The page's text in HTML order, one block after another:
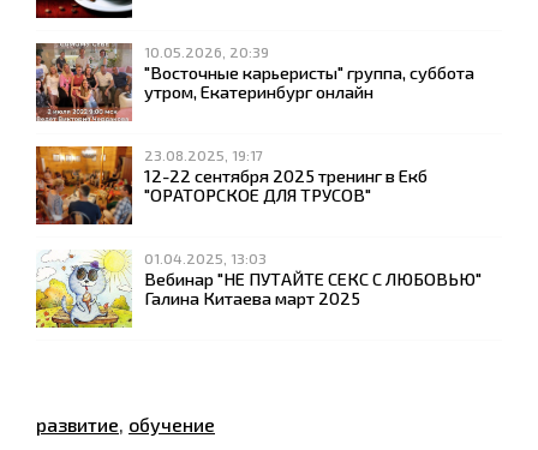
10.05.2026, 20:39
"Восточные карьеристы" группа, суббота
утром, Екатеринбург онлайн
23.08.2025, 19:17
12-22 сентября 2025 тренинг в Екб
"ОРАТОРСКОЕ ДЛЯ ТРУСОВ"
01.04.2025, 13:03
Вебинар "НЕ ПУТАЙТЕ СЕКС С ЛЮБОВЬЮ"
Галина Китаева март 2025
развитие, обучение